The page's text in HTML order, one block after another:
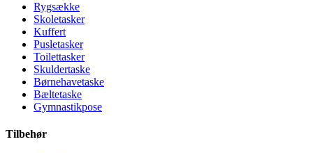
Rygsække
Skoletasker
Kuffert
Pusletasker
Toilettasker
Skuldertaske
Børnehavetaske
Bæltetaske
Gymnastikpose
Tilbehør